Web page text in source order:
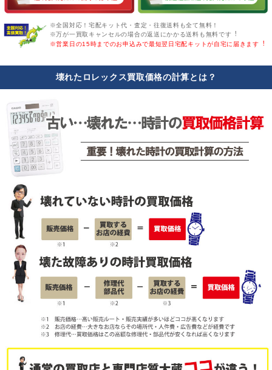
※全国対応！宅配キット代・査定・往復送料も全て無料！
※万が一買取キャンセルの場合の返送にかかる送料も無料です︕
※営業日の15時までのお申込みで最短翌日宅配キットが自宅に届きます︕
壊れたロレックス買取価格の計算とは？